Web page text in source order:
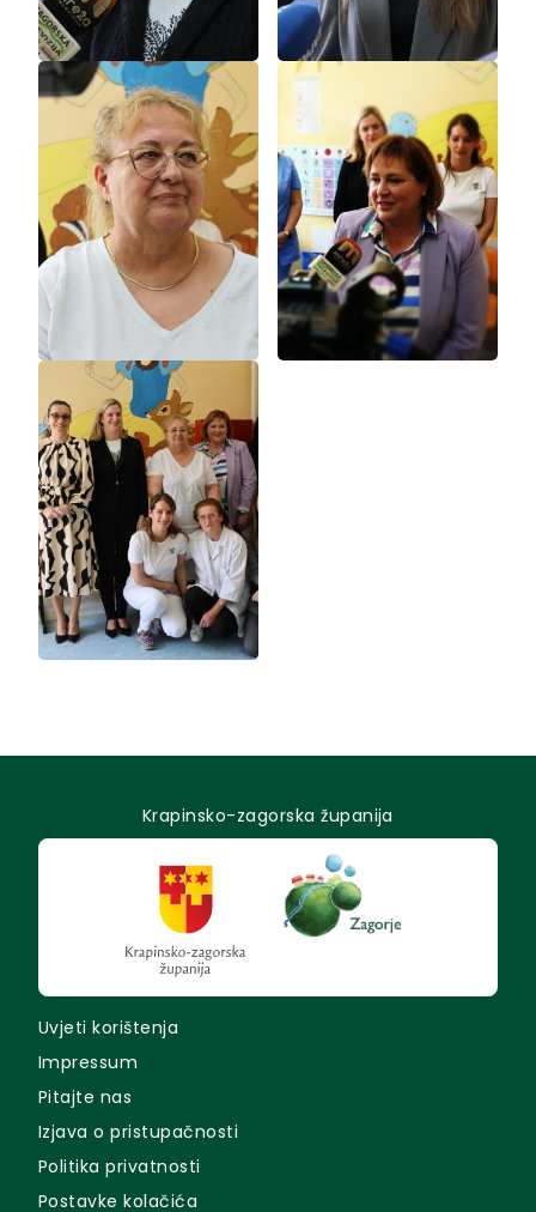
Krapinsko-zagorska županija
Uvjeti korištenja
Impressum
Pitajte nas
Izjava o pristupačnosti
Politika privatnosti
Postavke kolačića